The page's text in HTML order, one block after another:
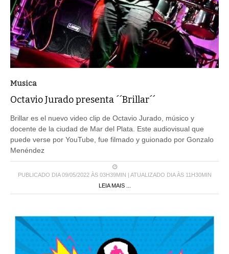
Musica
Octavio Jurado presenta ´´Brillar´´
Brillar es el nuevo video clip de Octavio Jurado, músico y
docente de la ciudad de Mar del Plata. Este audiovisual que
puede verse por YouTube, fue filmado y guionado por Gonzalo
Menéndez
PUBLICADO DIA 09/05/2022 ÀS 03H39MIN | ATUALIZADO DIA ÀS 11H30MIN
LEIA MAIS ...